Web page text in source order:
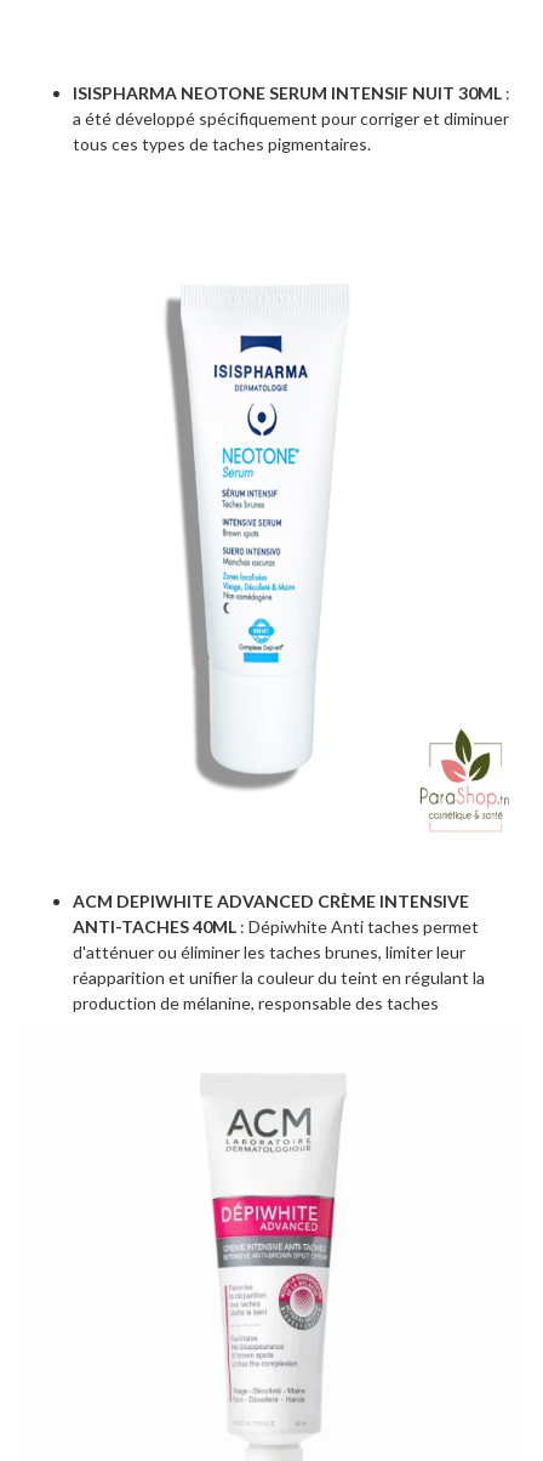
ISISPHARMA NEOTONE SERUM INTENSIF NUIT 30ML :
a été développé spécifiquement pour corriger et diminuer
tous ces types de taches pigmentaires.
ACM DEPIWHITE ADVANCED CRÈME INTENSIVE
ANTI-TACHES 40ML : Dépiwhite Anti taches permet
d'atténuer ou éliminer les taches brunes, limiter leur
réapparition et unifier la couleur du teint en régulant la
production de mélanine, responsable des taches